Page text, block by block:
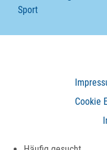
Sport
Cookie